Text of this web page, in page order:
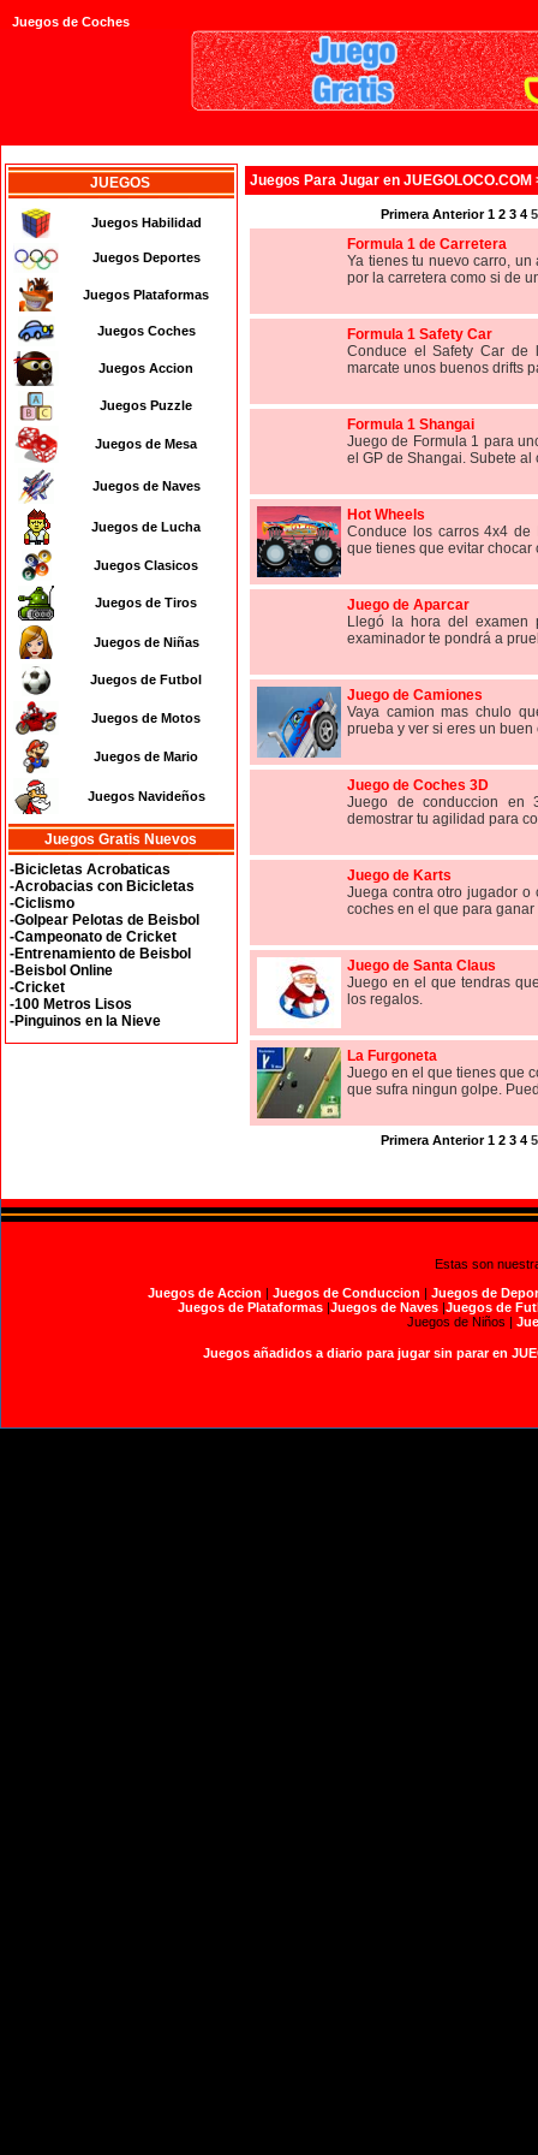
Juegos de Coches
JUEGOS
Juegos Habilidad
Juegos Deportes
Juegos Plataformas
Juegos Coches
Juegos Accion
Juegos Puzzle
Juegos de Mesa
Juegos de Naves
Juegos de Lucha
Juegos Clasicos
Juegos de Tiros
Juegos de Niñas
Juegos de Futbol
Juegos de Motos
Juegos de Mario
Juegos Navideños
Juegos Gratis Nuevos
-Bicicletas Acrobaticas
-Acrobacias con Bicicletas
-Ciclismo
-Golpear Pelotas de Beisbol
-Campeonato de Cricket
-Entrenamiento de Beisbol
-Beisbol Online
-Cricket
-100 Metros Lisos
-Pinguinos en la Nieve
Juegos Para Jugar en JUEGOLOCO.COM
Primera Anterior 1 2 3 4 5
Formula 1 de Carretera
Ya tienes tu nuevo carro,
por la carretera como si de
Formula 1 Safety Car
Conduce el Safety Car de
marcate unos buenos drifts
Formula 1 Shangai
Juego de Formula 1 para
el GP de Shangai. Subete al
Hot Wheels
Conduce los carros 4x4
que tienes que evitar chocar
Juego de Aparcar
Llegó la hora del examen
examinador te pondrá a
Juego de Camiones
Vaya camion mas chulo
prueba y ver si eres un buen
Juego de Coches 3D
Juego de conduccion en
demostrar tu agilidad para
Juego de Karts
Juega contra otro jugador o
coches en el que para
Juego de Santa Claus
Juego en el que tendras
los regalos.
La Furgoneta
Juego en el que tienes que
que sufra ningun golpe.
Primera Anterior 1 2 3 4 5
Estas son
Juegos de Accion | Juegos de Conduccion | Juegos de
Juegos de Plataformas|Juegos de Naves|Juegos de
Juegos de Niños |
Juegos añadidos a diario para jugar sin parar en